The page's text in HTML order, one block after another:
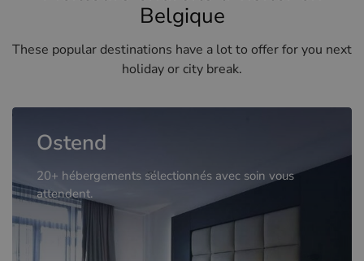
Belgique
These popular destinations have a lot to offer for you next
holiday or city break.
Ostend
20+ hébergements sélectionnés avec soin vous
attendent.